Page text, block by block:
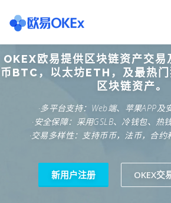
content
欧意交易所 关于欧意OKX 欧意
欧意注册网址 欧意交易下载 欧
OKEX欧易提供区块链资产交易
币BTC，以太坊ETH，及最热
区块链资产。
·多平台支持：Web端、苹果APP及
·安全保障：采用GSLB、冷钱包、热
·交易多样性：支持币币，法币，合
新用户注册 OKEX交